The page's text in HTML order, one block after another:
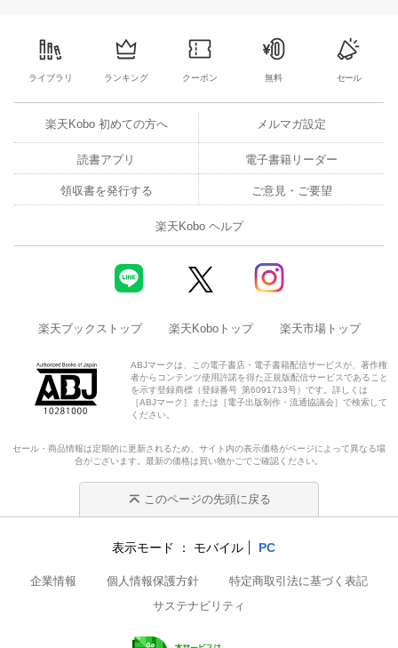
ライブラリ ランキング クーポン 無料 セール
楽天Kobo 初めての方へ メルマガ設定
読書アプリ 電子書籍リーダー
領収書を発行する ご意見・ご要望
楽天Kobo ヘルプ
楽天ブックストップ 楽天Koboトップ 楽天市場トップ
ABJマークは、この電子書店・電子書籍配信サービスが、著作権
者からコンテンツ使用許諾を得た正規版配信サービスであること
を示す登録商標（登録番号 第6091713号）です。詳しくは
［ABJマーク］または［電子出版制作・流通協議会］で検索して
ください。
セール・商品情報は定期的に更新されるため、サイト内の表示価格がページによって異なる場
合がございます。最新の価格は買い物かごでご確認ください。
このページの先頭に戻る
表示モード モバイル PC
企業情報 個人情報保護方針
特定商取引法に基づく表記
サステナビリティ